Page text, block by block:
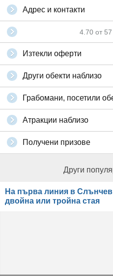
Адрес и контакти
4.70 от 57
Изтекли оферти
Други обекти наблизо
Грабомани, посетили
Атракции наблизо
Получени призове
Други
На първа линия в
двойна или тройна стая